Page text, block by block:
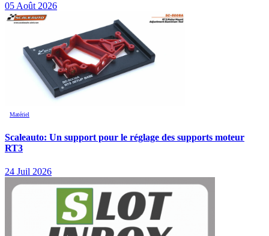
05 Août 2026
Matériel
Scaleauto: Un support pour le réglage des supports moteur
RT3
24 Juil 2026